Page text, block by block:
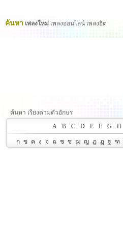
ค้นหา เพลงใหม่ เพลงออนไลน์ เพลงฮิต
ค้นหา เรียงตามตัวอักษร
A
B C D E F G H
ก ข ค ง จ ฉ ช ซ ฌ ญ ฎ ฏ ฐ ฑ